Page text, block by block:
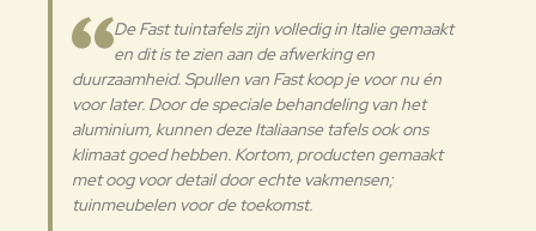
Aluminium
oppervlakken met een zachte doek
en met water of neutrale
reinigingsmiddelen te reinigen. De
langdurige en continue
blootstelling aan intense uv-
straling of aan erg lage
temperaturen kunnen de originele
eigenschappen van de mooie
De Fast tuintafels zijn volledig in Italie gemaakt
en dit is te zien aan de afwerking en
duurzaamheid. Spullen van Fast koop je voor nu én
voor later. Door de speciale behandeling van het
aluminium, kunnen deze Italiaanse tafels ook ons
klimaat goed hebben. Kortom, producten gemaakt
met oog voor detail door echte vakmensen;
tuinmeubelen voor de toekomst.